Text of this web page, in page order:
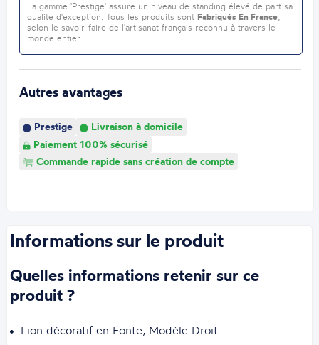
La gamme 'Prestige' assure un niveau de standing élevé de part sa
qualité d'exception. Tous les produits sont Fabriqués En France,
selon le savoir-faire de l'artisanat français reconnu à travers le
monde entier.
Autres avantages
Prestige
Livraison à domicile
Paiement 100% sécurisé
Commande rapide sans création de compte
Informations sur le produit
Quelles informations retenir sur ce
produit ?
Lion décoratif en Fonte, Modèle Droit.